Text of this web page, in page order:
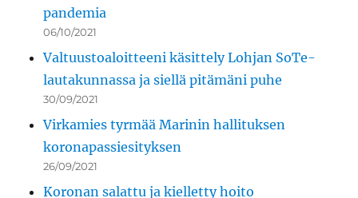
pandemia
06/10/2021
Valtuustoaloitteeni käsittely Lohjan SoTe-
lautakunnassa ja siellä pitämäni puhe
30/09/2021
Virkamies tyrmää Marinin hallituksen
koronapassiesityksen
26/09/2021
Koronan salattu ja kielletty hoito